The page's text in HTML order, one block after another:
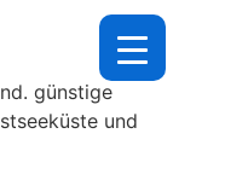
günstige
und